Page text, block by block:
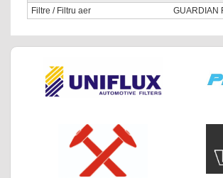
Filtre / Filtru aer GUARDIAN